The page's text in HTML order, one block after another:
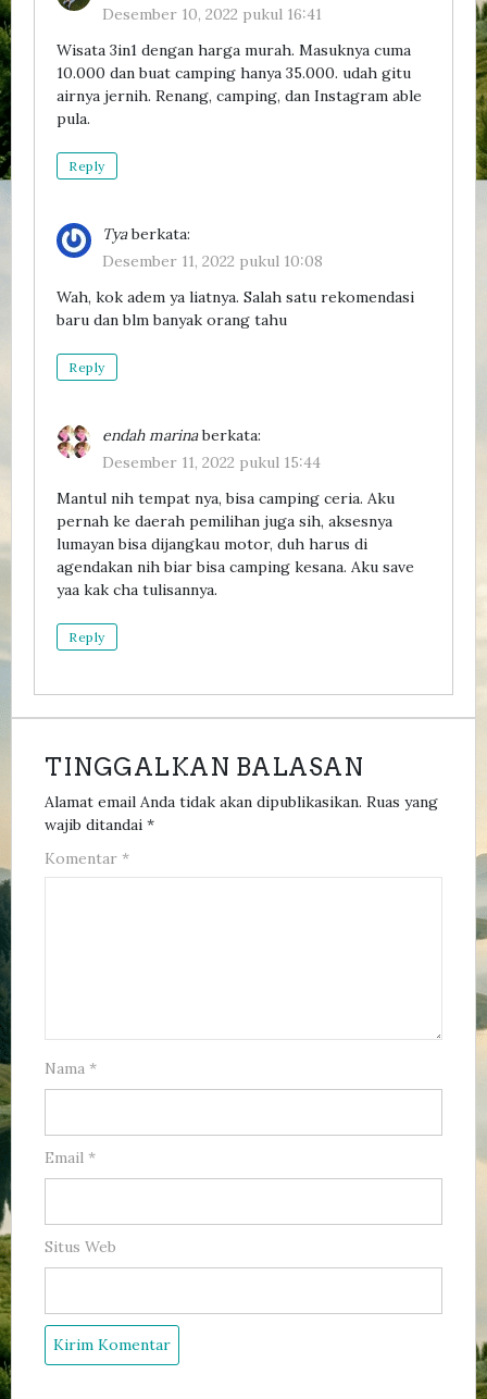
Desember 10, 2022 pukul 16:41
Wisata 3in1 dengan harga murah. Masuknya cuma
10.000 dan buat camping hanya 35.000. udah gitu
airnya jernih. Renang, camping, dan Instagram able
pula.
Reply
Tya berkata:
Desember 11, 2022 pukul 10:08
Wah, kok adem ya liatnya. Salah satu rekomendasi
baru dan blm banyak orang tahu
Reply
endah marina berkata:
Desember 11, 2022 pukul 15:44
Mantul nih tempat nya, bisa camping ceria. Aku
pernah ke daerah pemilihan juga sih, aksesnya
lumayan bisa dijangkau motor, duh harus di
agendakan nih biar bisa camping kesana. Aku save
yaa kak cha tulisannya.
Reply
TINGGALKAN BALASAN
Alamat email Anda tidak akan dipublikasikan. Ruas yang
wajib ditandai *
Komentar *
Nama *
Email *
Situs Web